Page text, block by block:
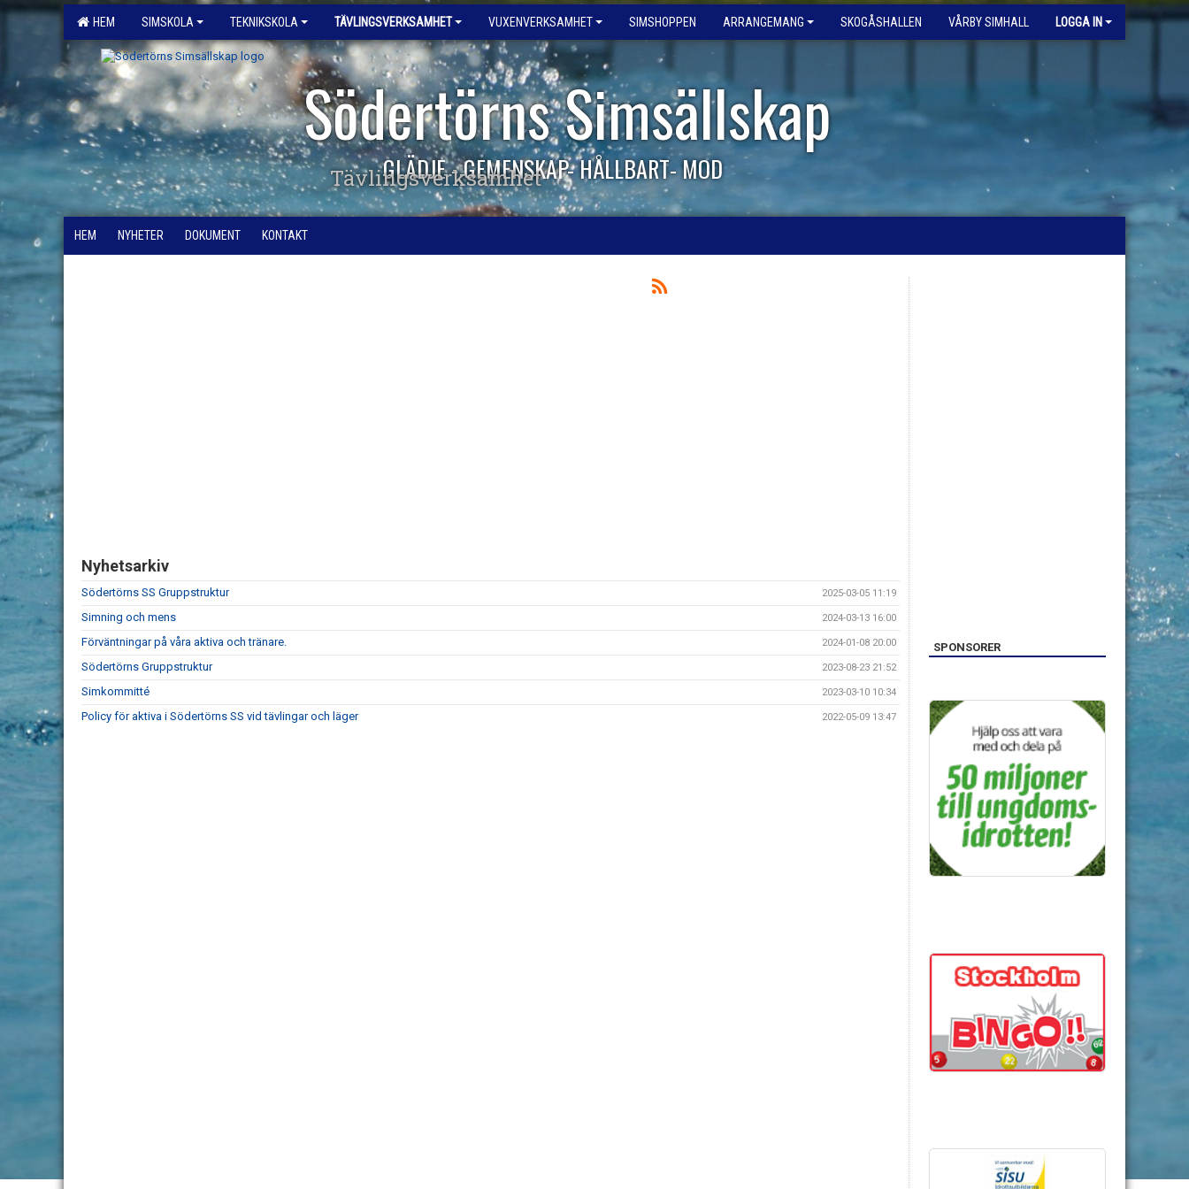
HEM SIMSKOLA TEKNIKSKOLA TÄVLINGSVERKSAMHET VUXENVERKSAMHET SIMSHOPPEN ARRANGEMANG SKOGÅSHALLEN VÅRBY SIMHALL LOGGA IN
Södertörns Simsällskap
GLÄDJE - GEMENSKAP- HÅLLBART- MOD
Tävlingsverksamhet
HEM NYHETER DOKUMENT KONTAKT
Nyhetsarkiv
Södertörns SS Gruppstruktur 2025-03-05 11:19
Simning och mens 2024-03-13 16:00
Förväntningar på våra aktiva och tränare. 2024-01-08 20:00
Södertörns Gruppstruktur 2023-08-23 21:52
Simkommitté 2023-03-10 10:34
Policy för aktiva i Södertörns SS vid tävlingar och läger 2022-05-09 13:47
SPONSORER